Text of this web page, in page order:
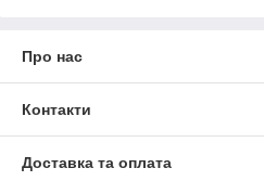
Про нас
Контакти
Доставка та оплата